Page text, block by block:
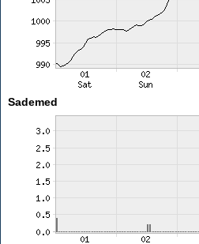
Sademed